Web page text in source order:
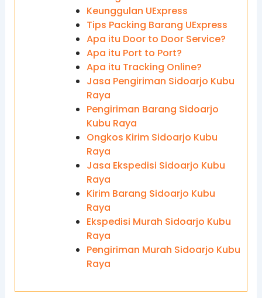
Keunggulan UExpress
Tips Packing Barang UExpress
Apa itu Door to Door Service?
Apa itu Port to Port?
Apa itu Tracking Online?
Jasa Pengiriman Sidoarjo Kubu
Raya
Pengiriman Barang Sidoarjo
Kubu Raya
Ongkos Kirim Sidoarjo Kubu
Raya
Jasa Ekspedisi Sidoarjo Kubu
Raya
Kirim Barang Sidoarjo Kubu
Raya
Ekspedisi Murah Sidoarjo Kubu
Raya
Pengiriman Murah Sidoarjo Kubu
Raya